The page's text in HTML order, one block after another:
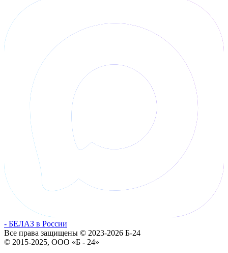
- БЕЛАЗ в России
Все права защищены © 2023-2026 Б-24
© 2015-2025, ООО «Б - 24»